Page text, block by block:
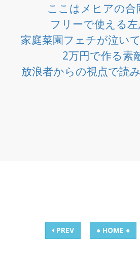
ここはメヒアの合
フリーで使える
家庭菜園フェチが泣い
2万円で作る素
放浪者からの視点で読
PREV ● HOME ●